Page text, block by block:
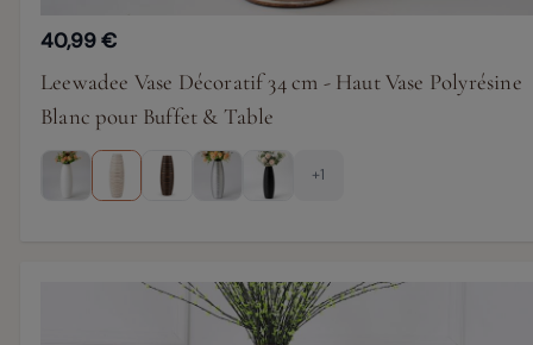
40,99 €
Leewadee Vase Décoratif 34 cm - Haut Vase Polyrésine
Blanc pour Buffet & Table
+1